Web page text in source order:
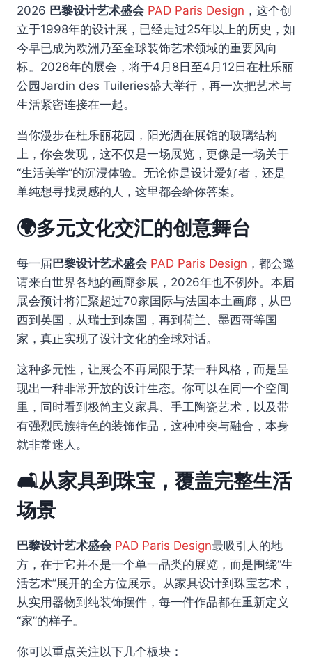
2026 巴黎设计艺术盛会 PAD Paris Design ，这个创
立于1998年的设计展，已经走过25年以上的历史，如
今早已成为欧洲乃至全球装饰艺术领域的重要风向
标。2026年的展会，将于4月8日至4月12日在杜乐丽
公园Jardin des Tuileries盛大举行，再一次把艺术与
生活紧密连接在一起。
当你漫步在杜乐丽花园，阳光洒在展馆的玻璃结构
上，你会发现，这不仅是一场展览，更像是一场关于
“生活美学”的沉浸体验。无论你是设计爱好者，还是
单纯想寻找灵感的人，这里都会给你答案。
🌍多元文化交汇的创意舞台
每一届巴黎设计艺术盛会 PAD Paris Design ，都会邀
请来自世界各地的画廊参展，2026年也不例外。本届
展会预计将汇聚超过70家国际与法国本土画廊，从巴
西到英国，从瑞士到泰国，再到荷兰、墨西哥等国
家，真正实现了设计文化的全球对话。
这种多元性，让展会不再局限于某一种风格，而是呈
现出一种非常开放的设计生态。你可以在同一个空间
里，同时看到极简主义家具、手工陶瓷艺术，以及带
有强烈民族特色的装饰作品，这种冲突与融合，本身
就非常迷人。
🛋️从家具到珠宝，覆盖完整生活
场景
巴黎设计艺术盛会 PAD Paris Design最吸引人的地
方，在于它并不是一个单一品类的展览，而是围绕“生
活艺术”展开的全方位展示。从家具设计到珠宝艺术，
从实用器物到纯装饰摆件，每一件作品都在重新定义
“家”的样子。
你可以重点关注以下几个板块：